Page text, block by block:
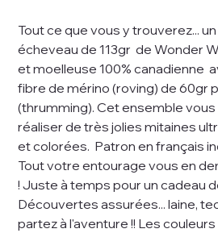
Tout ce que vous y trouverez...
écheveau de 113gr de Wonder
et moelleuse 100% canadienne
fibre de mérino (roving) de 60gr
(thrumming). Cet ensemble
réaliser de très jolies mitaines
et colorées. Patron en français
Tout votre entourage vous en
! Juste à temps pour un cadeau
Découvertes assurées... laine,
partez à l'aventure !! Les